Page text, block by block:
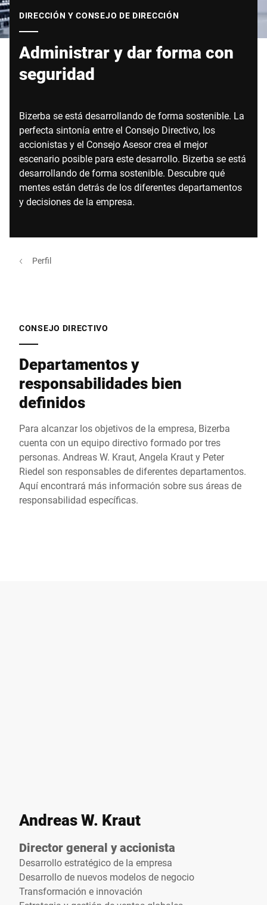
DIRECCIÓN Y CONSEJO DE DIRECCIÓN
Administrar y dar forma con
seguridad
Bizerba se está desarrollando de forma sostenible. La
perfecta sintonía entre el Consejo Directivo, los
accionistas y el Consejo Asesor crea el mejor
escenario posible para este desarrollo. Bizerba se está
desarrollando de forma sostenible. Descubre qué
mentes están detrás de los diferentes departamentos
y decisiones de la empresa.
Perfil
CONSEJO DIRECTIVO
Departamentos y
responsabilidades bien
definidos
Para alcanzar los objetivos de la empresa, Bizerba
cuenta con un equipo directivo formado por tres
personas. Andreas W. Kraut, Angela Kraut y Peter
Riedel son responsables de diferentes departamentos.
Aquí encontrará más información sobre sus áreas de
responsabilidad específicas.
Andreas W. Kraut
Director general y accionista
Desarrollo estratégico de la empresa
Desarrollo de nuevos modelos de negocio
Transformación e innovación